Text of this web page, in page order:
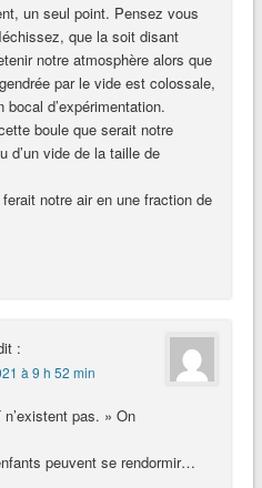
un seul point. Pensez vous
que la soit disant
notre atmosphère alors que
par le vide est colossale,
bocal d’expérimentation.
boule que serait notre
d’un vide de la taille de
notre air en une fraction de
:
à 9 h 52 min
pas. » On
peuvent se rendormir…